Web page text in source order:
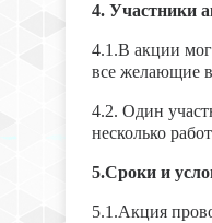
4. Участники
4.1.В акции
все желающие в
4.2. Один
несколько
5.Сроки и
5.1.Акция